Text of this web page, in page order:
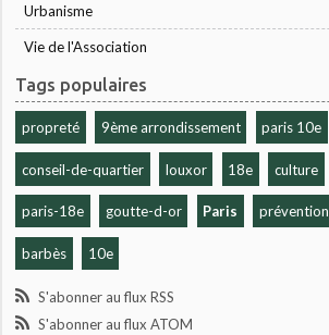
Urbanisme
Vie de l'Association
Tags populaires
propreté 9ème arrondissement paris 10e
conseil-de-quartier louxor 18e culture
paris-18e goutte-d-or Paris prévention
barbès 10e
S'abonner au flux RSS
S'abonner au flux ATOM